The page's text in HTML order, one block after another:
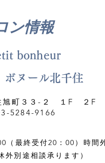
ン情報
bonheur
ボヌール北千住
旭町３３-２ １F ２F
5284-9166
（最終受付20：00）時間
外別途相談承ります）